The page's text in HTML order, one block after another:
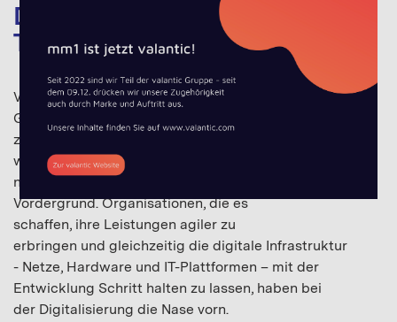
Digital Strategy &
Transformation
Vom Kleinunternehmen bis zum
Grosskonzern: Der digitale Wandel führt
zu tiefgreifenden Veränderungen. Was gestern wichtig
war, verliert an Bedeutung. Geschäftsmodelle werden
neu definiert und digitale Fähigkeiten treten in den
Vordergrund. Organisationen, die es
schaffen, ihre Leistungen agiler zu
erbringen und gleichzeitig die digitale Infrastruktur
- Netze, Hardware und IT-Plattformen – mit der
Entwicklung Schritt halten zu lassen, haben bei
der Digitalisierung die Nase vorn.